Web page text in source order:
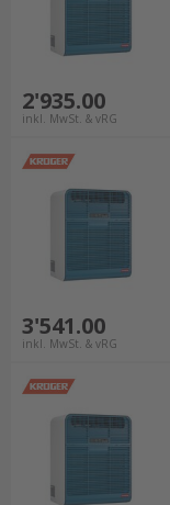
2'935.00
inkl. MwSt. & vRG
3'541.00
inkl. MwSt. & vRG